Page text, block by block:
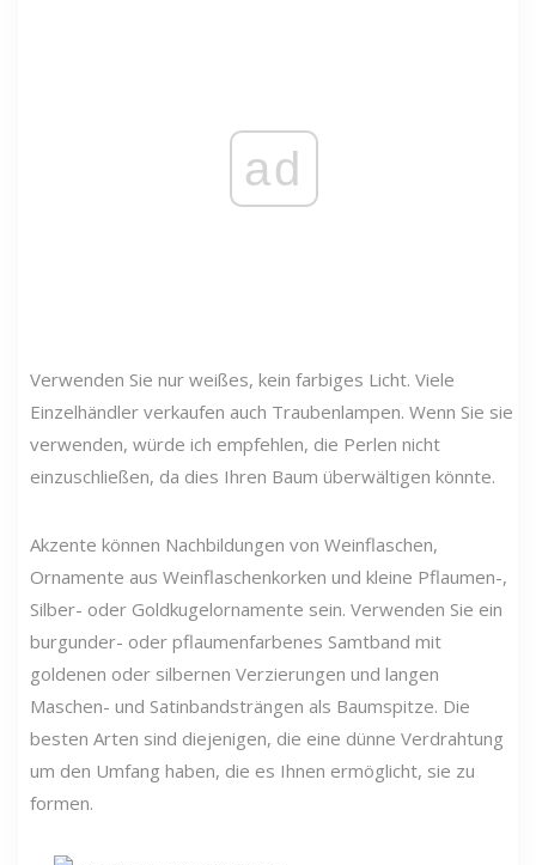
ad
Verwenden Sie nur weißes, kein farbiges Licht. Viele
Einzelhändler verkaufen auch Traubenlampen. Wenn Sie sie
verwenden, würde ich empfehlen, die Perlen nicht
einzuschließen, da dies Ihren Baum überwältigen könnte.
Akzente können Nachbildungen von Weinflaschen,
Ornamente aus Weinflaschenkorken und kleine Pflaumen-,
Silber- oder Goldkugelornamente sein. Verwenden Sie ein
burgunder- oder pflaumenfarbenes Samtband mit
goldenen oder silbernen Verzierungen und langen
Maschen- und Satinbandsträngen als Baumspitze. Die
besten Arten sind diejenigen, die eine dünne Verdrahtung
um den Umfang haben, die es Ihnen ermöglicht, sie zu
formen.